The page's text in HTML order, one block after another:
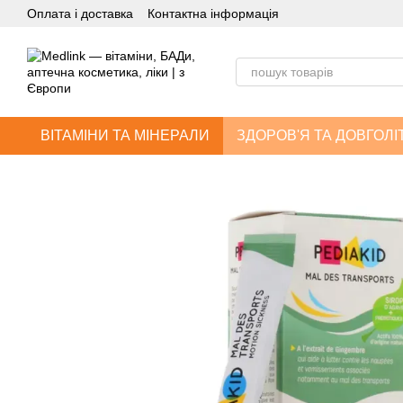
Перейти до основного контенту
Оплата і доставка Контактна інформація
ВІТАМІНИ ТА МІНЕРАЛИ ЗДОРОВ'Я ТА